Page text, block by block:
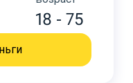
18 - 75